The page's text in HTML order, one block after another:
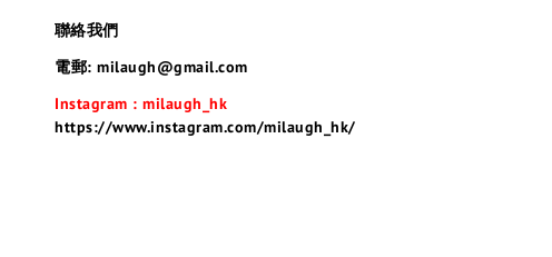
聯絡我們
電郵: milaugh@gmail.com
Instagram : milaugh_hk
https://www.instagram.com/milaugh_hk/